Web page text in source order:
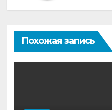
Похожая запись